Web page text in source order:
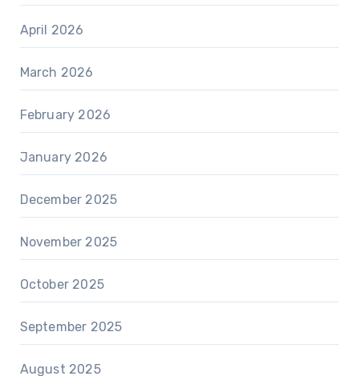
April 2026
March 2026
February 2026
January 2026
December 2025
November 2025
October 2025
September 2025
August 2025